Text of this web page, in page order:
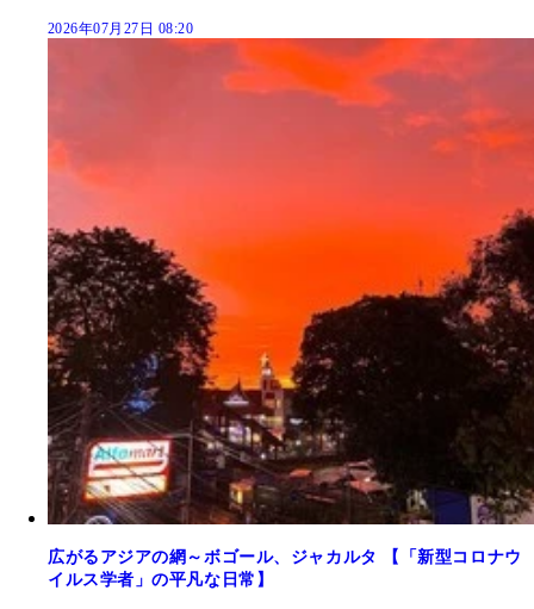
2026年07月27日 08:20
広がるアジアの網～ボゴール、ジャカルタ 【「新型コロナウ
イルス学者」の平凡な日常】